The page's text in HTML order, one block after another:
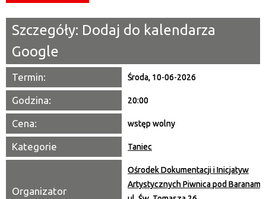
Promowane
Szczegóły: Dodaj do kalendarza
Google
Termin: Środa, 10-06-2026
Godzina: 20:00
Cena: wstęp wolny
Kategorie Taniec
Organizator
Ośrodek Dokumentacji i Inicjatyw
Artystycznych Piwnica pod Baranami